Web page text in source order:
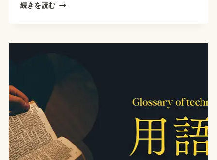
続きを読む 貝
軒